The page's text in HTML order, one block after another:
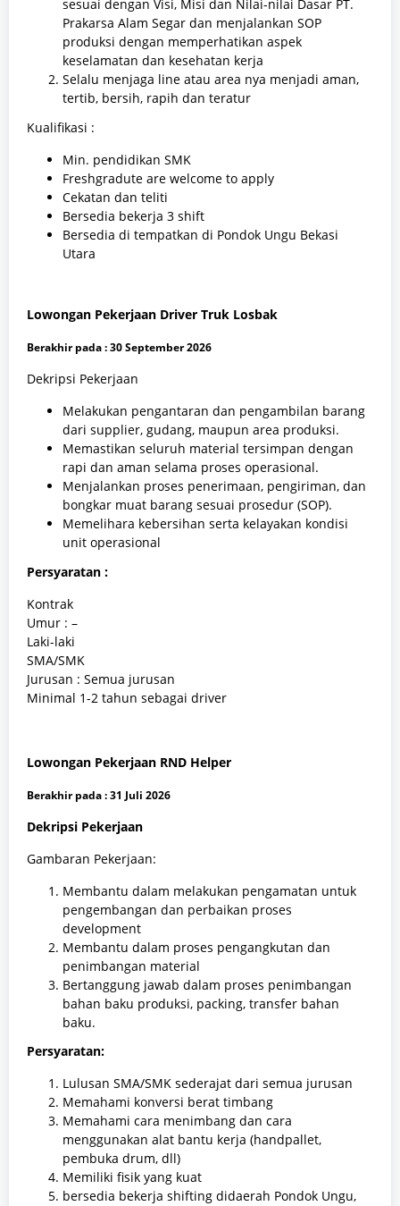
sesuai dengan Visi, Misi dan Nilai-nilai Dasar PT.
Prakarsa Alam Segar dan menjalankan SOP
produksi dengan memperhatikan aspek
keselamatan dan kesehatan kerja
Selalu menjaga line atau area nya menjadi aman,
tertib, bersih, rapih dan teratur
Kualifikasi :
Min. pendidikan SMK
Freshgradute are welcome to apply
Cekatan dan teliti
Bersedia bekerja 3 shift
Bersedia di tempatkan di Pondok Ungu Bekasi
Utara
Lowongan Pekerjaan Driver Truk Losbak
Berakhir pada :30 September 2026
Dekripsi Pekerjaan
Melakukan pengantaran dan pengambilan barang
dari supplier, gudang, maupun area produksi.
Memastikan seluruh material tersimpan dengan
rapi dan aman selama proses operasional.
Menjalankan proses penerimaan, pengiriman, dan
bongkar muat barang sesuai prosedur (SOP).
Memelihara kebersihan serta kelayakan kondisi
unit operasional
Persyaratan :
Kontrak
Umur : –
Laki-laki
SMA/SMK
Jurusan : Semua jurusan
Minimal 1-2 tahun sebagai driver
Lowongan Pekerjaan RND Helper
Berakhir pada :31 Juli 2026
Dekripsi Pekerjaan
Gambaran Pekerjaan:
Membantu dalam melakukan pengamatan untuk
pengembangan dan perbaikan proses
development
Membantu dalam proses pengangkutan dan
penimbangan material
Bertanggung jawab dalam proses penimbangan
bahan baku produksi, packing, transfer bahan
baku.
Persyaratan:
Lulusan SMA/SMK sederajat dari semua jurusan
Memahami konversi berat timbang
Memahami cara menimbang dan cara
menggunakan alat bantu kerja (handpallet,
pembuka drum, dll)
Memiliki fisik yang kuat
bersedia bekerja shifting didaerah Pondok Ungu,